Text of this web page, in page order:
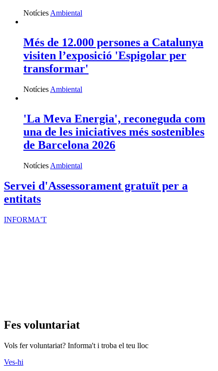
Notícies Ambiental
Més de 12.000 persones a Catalunya
visiten l’exposició 'Espigolar per
transformar'
Notícies Ambiental
'La Meva Energia', reconeguda com
una de les iniciatives més sostenibles
de Barcelona 2026
Notícies Ambiental
Servei d'Assessorament gratuït per a
entitats
INFORMA'T
Fes voluntariat
Vols fer voluntariat? Informa't i troba el teu lloc
Ves-hi